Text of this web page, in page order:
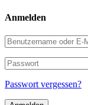
Anmelden
Benutzername
oder
E-
Mail-
Adresse
Passwort
Passwort vergessen?